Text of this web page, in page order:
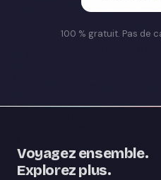
100 % gratuit. Pas de
Voyagez ensemble.
Explorez plus.